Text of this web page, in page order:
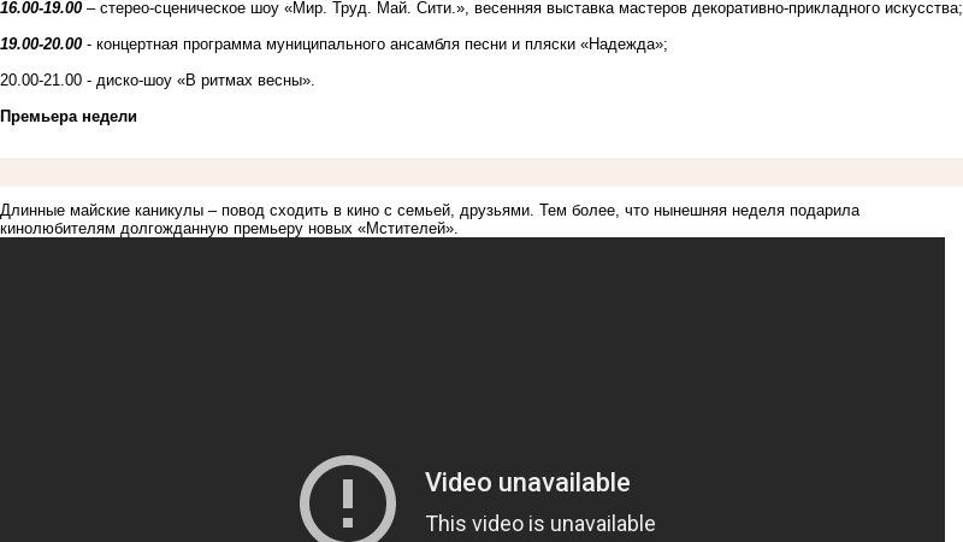
16.00-19.00 – стерео-сценическое шоу «Мир. Труд. Май. Сити.», весенняя выставка мастеров декоративно-прикладного искусства;
19.00-20.00 - концертная программа муниципального ансамбля песни и пляски «Надежда»;
20.00-21.00 - диско-шоу «В ритмах весны».
Премьера недели
Длинные майские каникулы – повод сходить в кино с семьей, друзьями. Тем более, что нынешняя неделя подарила
кинолюбителям долгожданную премьеру новых «Мстителей».